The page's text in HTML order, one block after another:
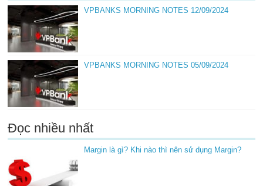
VPBANKS MORNING NOTES 12/09/2024
VPBANKS MORNING NOTES 05/09/2024
Đọc nhiều nhất
Margin là gì? Khi nào thì nên sử dụng Margin?